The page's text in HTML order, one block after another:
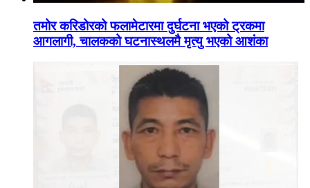
तमोर करिडोरको फलामेटारमा दुर्घटना भएको ट्रकमा
आगलागी, चालकको घटनास्थलमै मृत्यु भएको आशंका